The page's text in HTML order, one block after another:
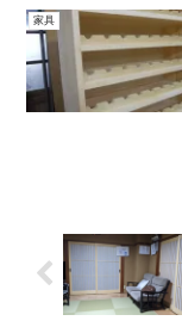
家具